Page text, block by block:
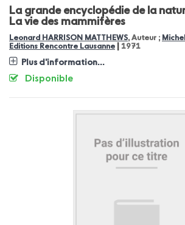
La grande encyclopédie de la
La vie des mammifères
Leonard HARRISON MATTHEWS, Auteur ;
Editions Rencontre Lausanne 1971
Plus d'information...
Disponible